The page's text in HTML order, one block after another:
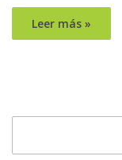
Leer más »